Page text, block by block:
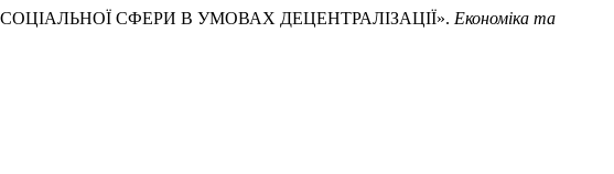
СФЕРИ В УМОВАХ ДЕЦЕНТРАЛІЗАЦІЇ». Економіка та